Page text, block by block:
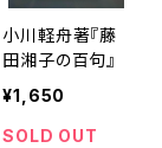
小川軽舟著『藤
田湘子の百句』
¥1,650
SOLD OUT